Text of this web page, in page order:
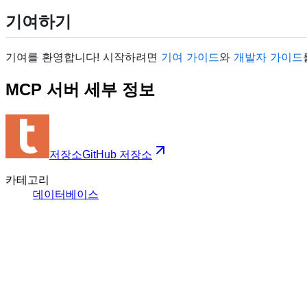
기여하기
기여를 환영합니다! 시작하려면 기여 가이드와 개발자 가이드
MCP 서버 세부 정보
저장소GitHub 저장소
카테고리
데이터베이스